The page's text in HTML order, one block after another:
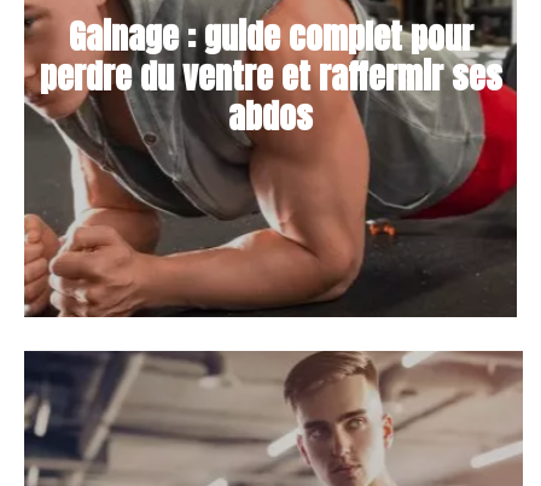
Gainage : guide complet pour
perdre du ventre et raffermir ses
abdos